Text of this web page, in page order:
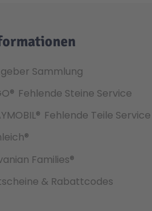
Sammlung
Fehlende Steine Service
Fehlende Teile Service
Families®
& Rabattcodes